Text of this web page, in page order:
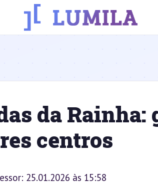
da Rainha:
centros
25.01.2026 às 15:58